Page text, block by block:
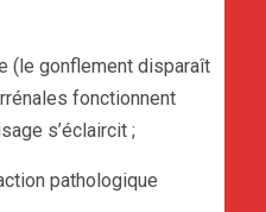
(le gonflement disparaît
fonctionnent
s’éclaircit ;
pathologique